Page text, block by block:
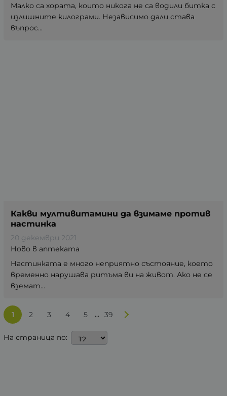
Малко са хората, които никога не са водили битка с
излишните килограми. Независимо дали става
въпрос...
Какви мултивитамини да взимаме против
настинка
20 декември 2021
Ново в аптеката
Настинката е много неприятно състояние, което
временно нарушава ритъма ви на живот. Ако не се
вземат...
1 2 3 4 5 ... 39
На страница по: